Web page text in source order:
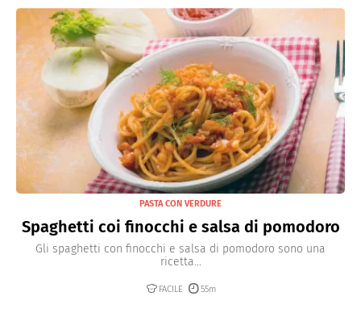
PASTA CON VERDURE
Spaghetti coi finocchi e salsa di pomodoro
Gli spaghetti con finocchi e salsa di pomodoro sono una
ricetta...
FACILE 55m